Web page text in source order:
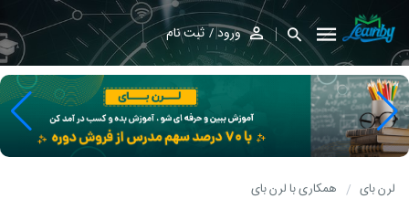
ورود ثبت نام
لرن بای همکاری با لرن بای